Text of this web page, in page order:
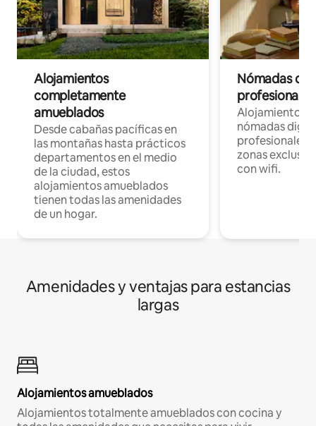
Alojamientos
completamente
amueblados
Desde cabañas pacíficas en
las montañas hasta prácticos
departamentos en el medio
de la ciudad, estos
alojamientos amueblados
tienen todas las amenidades
de un hogar.
Nómadas
Alojamientos
nómadas
profesionales
zonas
con wifi.
Amenidades y ventajas para estancias
largas
Alojamientos amueblados
Alojamientos totalmente amueblados con cocina y